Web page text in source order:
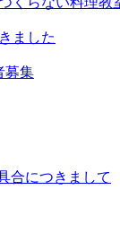
ました
募集
合につきまして